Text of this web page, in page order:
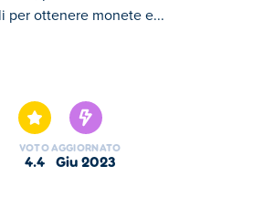
per ottenere monete e...
puoi sbloccare diversi animali
per ottenere monete e far salire di
Non perdere l'occasione di
VOTO
4.4
AGGIORNATO
giu 2023